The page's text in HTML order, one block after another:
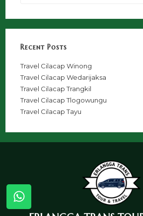
Recent Posts
Travel Cilacap Winong
Travel Cilacap Wedarijaksa
Travel Cilacap Trangkil
Travel Cilacap Tlogowungu
Travel Cilacap Tayu